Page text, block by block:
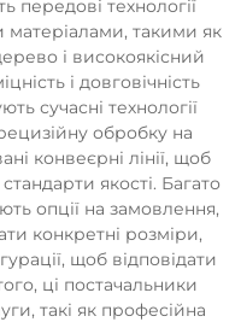
передові технології
такими як
і високоякісний
і довговічність
сучасні технології
обробку на
конвеєрні лінії, щоб
якості. Багато
опції на замовлення,
конкретні розміри,
щоб відповідати
ці постачальники
такі як професійна